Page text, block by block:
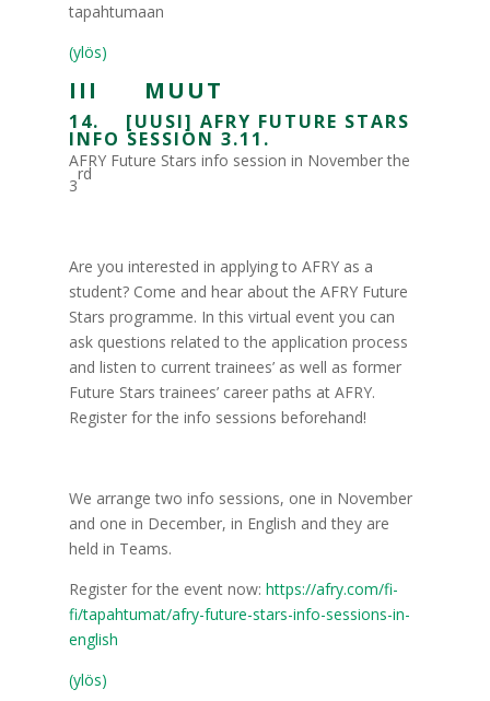
tapahtumaan
(ylös)
III MUUT
14. [UUSI] AFRY FUTURE STARS
INFO SESSION 3.11.
AFRY Future Stars info session in November the
3
rd
Are you interested in applying to AFRY as a
student? Come and hear about the AFRY Future
Stars programme. In this virtual event you can
ask questions related to the application process
and listen to current trainees’ as well as former
Future Stars trainees’ career paths at AFRY.
Register for the info sessions beforehand!
We arrange two info sessions, one in November
and one in December, in English and they are
held in Teams.
Register for the event now: https://afry.com/fi-
fi/tapahtumat/afry-future-stars-info-sessions-in-
english
(ylös)